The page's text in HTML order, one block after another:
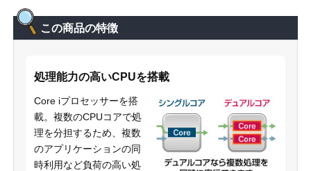
この商品の特徴
処理能力の高いCPUを搭載
Core iプロセッサーを搭
載。複数のCPUコアで処
理を分担するため、複数
のアプリケーションの同
時利用など負荷の高い処